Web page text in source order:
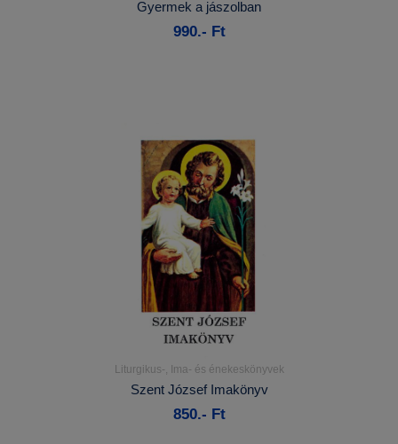
Kosárba
Gyermek a jászolban
990.- Ft
Kosárba
Liturgikus-, Ima- és énekeskönyvek
Szent József Imakönyv
850.- Ft